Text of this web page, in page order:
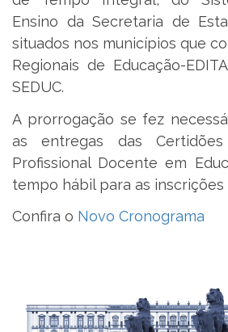
Ensino da Secretaria de
situados nos municípios que
Regionais de Educação-
SEDUC.
A prorrogação se fez
as entregas das
Profissional Docente em
tempo hábil para as inscrições
Confira o Novo Cronograma